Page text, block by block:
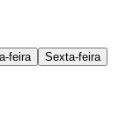
feira
Sexta-feira